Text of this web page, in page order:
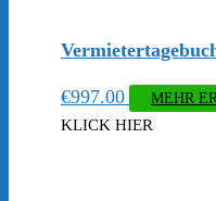
€997.00 MEHR
KLICK HIER